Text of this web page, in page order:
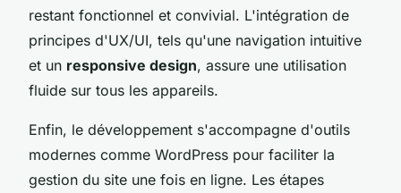
restant fonctionnel et convivial. L'intégration de
principes d'UX/UI, tels qu'une navigation intuitive
et un responsive design, assure une utilisation
fluide sur tous les appareils.
Enfin, le développement s'accompagne d'outils
modernes comme WordPress pour faciliter la
gestion du site une fois en ligne. Les étapes